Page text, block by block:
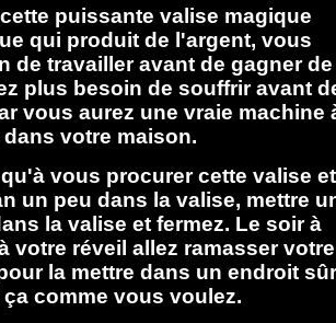
puissante valise magique
qui produit de l'argent, vous
de travailler avant de gagner de
plus besoin de souffrir avant
vous aurez une vraie machine
votre maison.
vous procurer cette valise et
un peu dans la valise, mettre
la valise et fermez. Le soir à
votre réveil allez ramasser votre
la mettre dans un endroit
comme vous voulez.